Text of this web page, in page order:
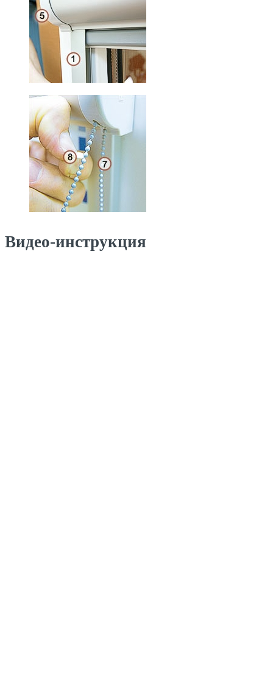
Видео-инструкция